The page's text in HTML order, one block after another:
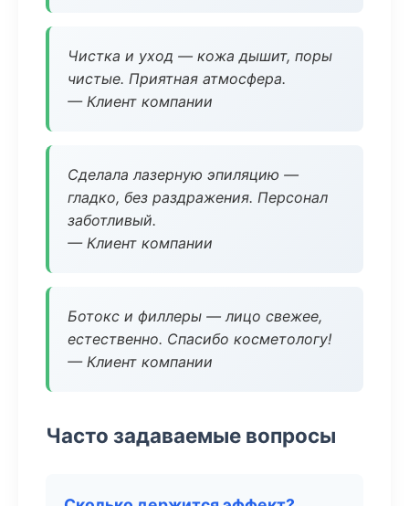
Чистка и уход — кожа дышит, поры
чистые. Приятная атмосфера.
— Клиент компании
Сделала лазерную эпиляцию —
гладко, без раздражения. Персонал
заботливый.
— Клиент компании
Ботокс и филлеры — лицо свежее,
естественно. Спасибо косметологу!
— Клиент компании
Часто задаваемые вопросы